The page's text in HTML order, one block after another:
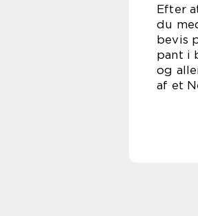
Efter
du
bevis
pant i
og
af et